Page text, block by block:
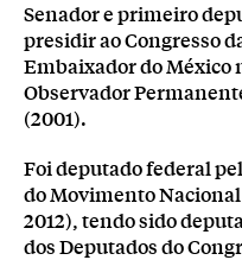
Senador e primeiro
presidir ao Congresso
Embaixador do México
Observador
(2001).
Foi deputado federal
do Movimento
2012), tendo sido
dos Deputados do